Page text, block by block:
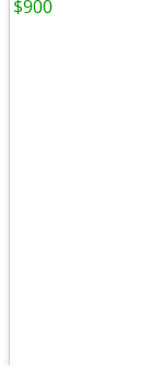
$900